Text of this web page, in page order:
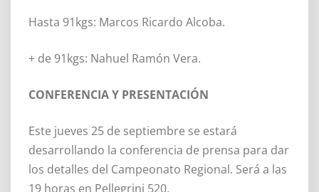
Hasta 91kgs: Marcos Ricardo Alcoba.
+ de 91kgs: Nahuel Ramón Vera.
CONFERENCIA Y PRESENTACIÓN
Este jueves 25 de septiembre se estará
desarrollando la conferencia de prensa para dar
los detalles del Campeonato Regional. Será a las
19 horas en Pellegrini 520.